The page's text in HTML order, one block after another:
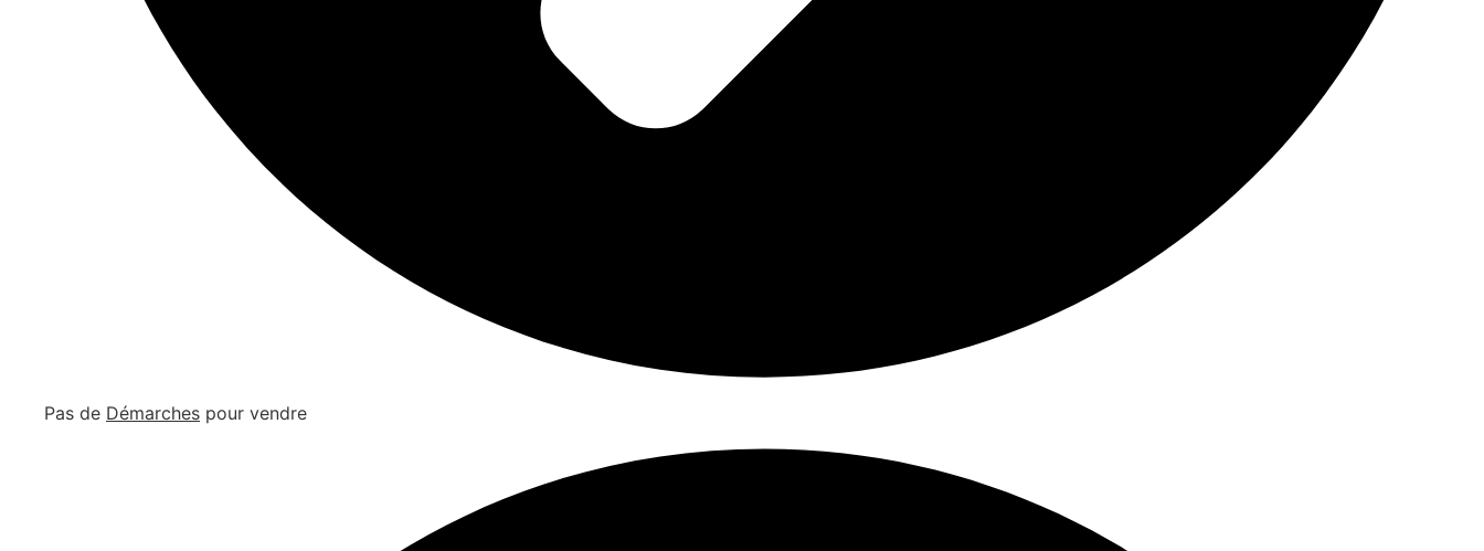
Pas de Démarches pour vendre